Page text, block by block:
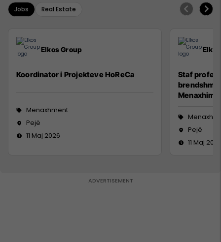
Jobs Real Estate
Elkos Group
Koordinator i Projekteve HoReCa
Menaxhment
Pejë
11 Maj 2026
Staf
Menaxhim)
Pejë
11 Maj